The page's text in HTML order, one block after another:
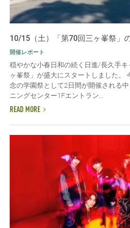
10/15（土）「第70回三ヶ峯祭」
開催レポート
穏やかな小春日和の続く日進/長久手
ヶ峯祭」が盛大にスタートしました。
念の学園祭として2日間が開催される
ニングセンター1Fエントラン...
READ MORE